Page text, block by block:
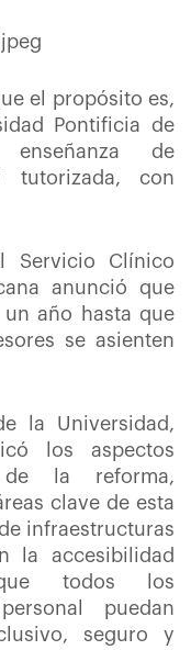
el propósito es,
Pontificia de
enseñanza de
tutorizada, con
Servicio Clínico
anunció que
un año hasta que
se asienten
la Universidad,
los aspectos
de la reforma,
clave de esta
infraestructuras
la accesibilidad
que todos los
puedan
seguro y